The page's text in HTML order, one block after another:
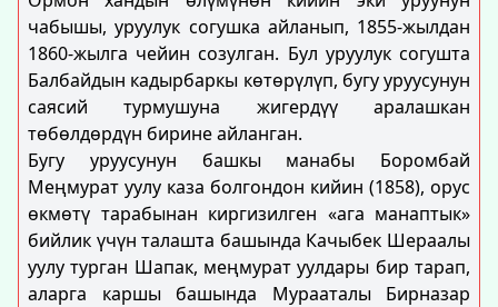
чабышы, уруулук согушка айланып, 1855-жылдан
1860-жылга чейин созулган. Бул уруулук согушта
Балбайдын кадырбаркы көтөрүлүп, бугу уруусунун
саясий турмушуна жигердүү аралашкан
төбөлдөрдүн бирине айланган.
Бугу уруусунун башкы манабы Боромбай
Меңмурат уулу каза болгондон кийин (1858), орус
өкмөтү тарабынан киргизилген «ага манаптык»
бийлик үчүн талашта башында Качыбек Шераалы
уулу турган Шапак, меңмурат уулдары бир тарап,
аларга каршы башында Мурааталы Бирназар